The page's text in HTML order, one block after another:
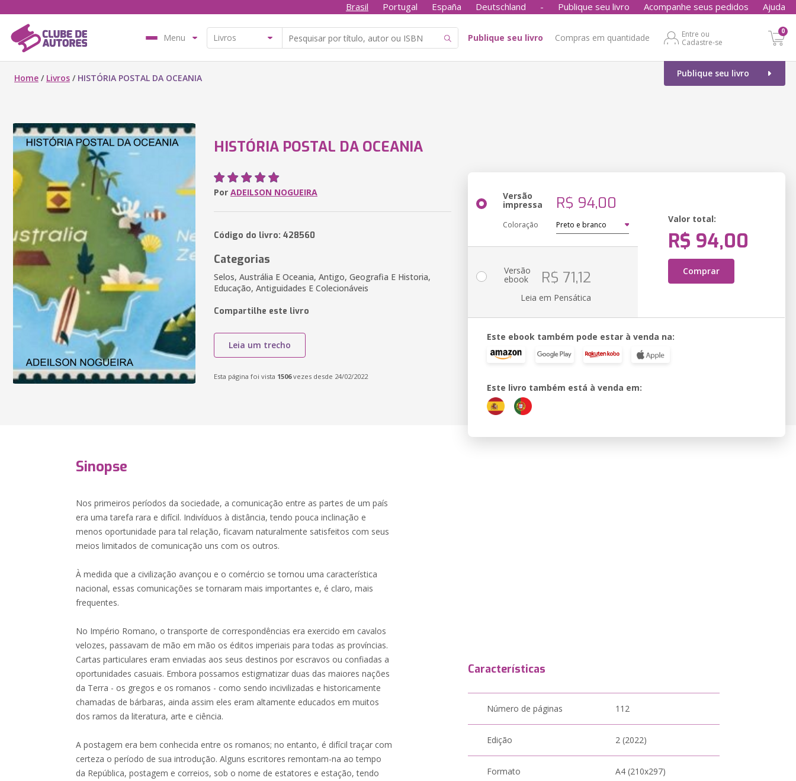
Brasil Portugal España Deutschland - Publique seu livro Acompanhe seus pedidos Ajuda
Menu Publique seu livro Compras em quantidade
Entre ou
Cadastre-se
0
Publique seu livro
Home / Livros / HISTÓRIA POSTAL DA OCEANIA
HISTÓRIA POSTAL DA OCEANIA
Por ADEILSON NOGUEIRA
Código do livro: 428560
Categorias
Selos, Austrália E Oceania, Antigo, Geografia E Historia,
Educação, Antiguidades E Colecionáveis
Compartilhe este livro
Leia um trecho
Esta página foi vista 1506vezes desde 24/02/2022
Versão
impressa R$ 94,00
Coloração
Valor total:
R$ 94,00
Comprar
Versão
ebook R$ 71,12
Leia em Pensática
Este ebook também pode estar à venda na:
Este livro também está à venda em:
Sinopse
Nos primeiros períodos da sociedade, a comunicação entre as partes de um país
era uma tarefa rara e difícil. Indivíduos à distância, tendo pouca inclinação e
menos oportunidade para tal relação, ficavam naturalmente satisfeitos com seus
meios limitados de comunicação uns com os outros.
À medida que a civilização avançou e o comércio se tornou uma característica
nacional, essas comunicações se tornaram mais importantes e, é claro, mais
frequentes.
No Império Romano, o transporte de correspondências era exercido em cavalos
velozes, passavam de mão em mão os éditos imperiais para todas as províncias.
Cartas particulares eram enviadas aos seus destinos por escravos ou confiadas a
oportunidades casuais. Embora possamos estigmatizar duas das maiores nações
da Terra - os gregos e os romanos - como sendo incivilizadas e historicamente
chamadas de bárbaras, ainda assim eles eram altamente educados em muitos
dos ramos da literatura, arte e ciência.
A postagem era bem conhecida entre os romanos; no entanto, é difícil traçar com
certeza o período de sua introdução. Alguns escritores remontam-na ao tempo
da República, postagem e correios, sob o nome de estatores e estação, tendo
Características
Número de páginas 112
Edição 2 (2022)
Formato A4 (210x297)